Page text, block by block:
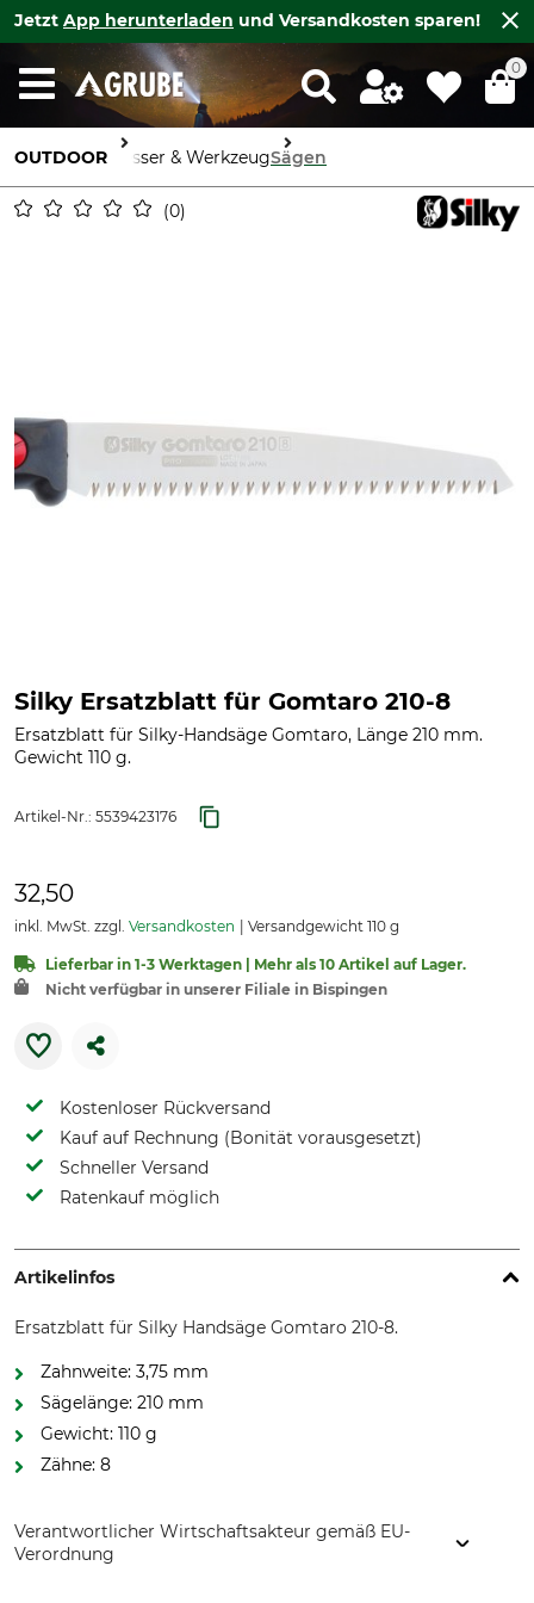
Jetzt App herunterladen und Versandkosten sparen!
0
OUTDOOR Messer & WerkzeugSägen
0
Silky Ersatzblatt für Gomtaro 210-8
Ersatzblatt für Silky-Handsäge Gomtaro, Länge 210 mm.
Gewicht 110 g.
Artikel-Nr.: 5539423176
32,50
inkl. MwSt. zzgl. Versandkosten Versandgewicht 110 g
Lieferbar in 1-3 Werktagen | Mehr als 10 Artikel auf Lager.
Nicht verfügbar in unserer Filiale in Bispingen
Kostenloser Rückversand
Kauf auf Rechnung (Bonität vorausgesetzt)
Schneller Versand
Ratenkauf möglich
Artikelinfos
Ersatzblatt für Silky Handsäge Gomtaro 210-8.
Zahnweite: 3,75 mm
Sägelänge: 210 mm
Gewicht: 110 g
Zähne: 8
Verantwortlicher Wirtschaftsakteur gemäß EU-
Verordnung